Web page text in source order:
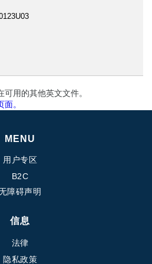
用的其他英文文件。
。
MENU
用户专区
B2C
障碍声明
信息
法律
隐私政策